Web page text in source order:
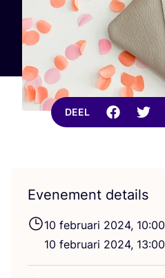
DEEL
Evenement details
10 febru­a­ri 2024, 10:00
10 febru­a­ri 2024, 13:00